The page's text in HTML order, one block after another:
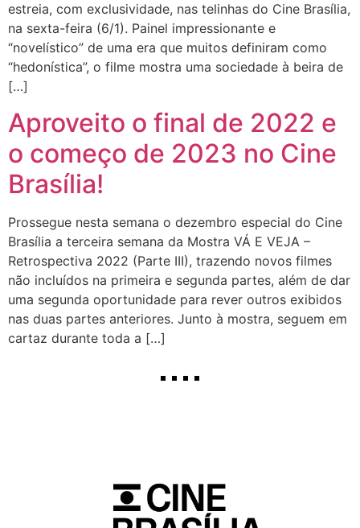
estreia, com exclusividade, nas telinhas do Cine Brasília,
na sexta-feira (6/1). Painel impressionante e
“novelístico” de uma era que muitos definiram como
“hedonística”, o filme mostra uma sociedade à beira de
[…]
Aproveito o final de 2022 e
o começo de 2023 no Cine
Brasília!
Prossegue nesta semana o dezembro especial do Cine
Brasília a terceira semana da Mostra VÁ E VEJA –
Retrospectiva 2022 (Parte III), trazendo novos filmes
não incluídos na primeira e segunda partes, além de dar
uma segunda oportunidade para rever outros exibidos
nas duas partes anteriores. Junto à mostra, seguem em
cartaz durante toda a […]